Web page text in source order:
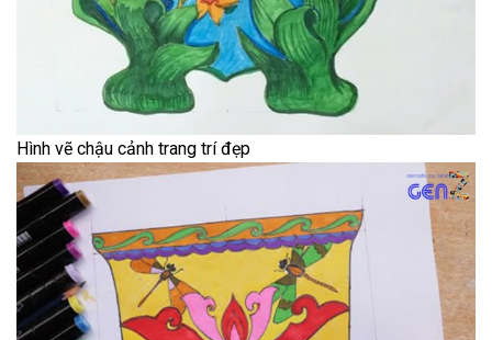
Hình vẽ chậu cảnh trang trí đẹp